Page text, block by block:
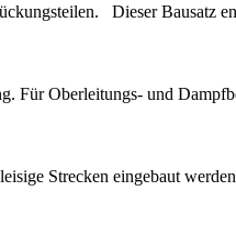
Dieser Bausatz
Für Ober­leitungs- und
Strecken eingebaut